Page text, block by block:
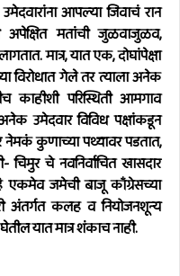
आपल्या जिवाचं रान
मतांची जुळवाजुळव,
मात्र, यात एक, दोघांपेक्षा
विरोधात गेले तर त्याला अनेक
काहीशी परिस्थिती आमगाव
उमेदवार विविध पक्षांकडून
नेमकं कुणाच्या पथ्यावर पडतात,
चिमुर चे नवनिर्वाचित खासदार
एकमेव जमेची बाजू काँग्रेसच्या
अंतर्गत कलह व नियोजनशून्य
यात मात्र शंकाच नाही.